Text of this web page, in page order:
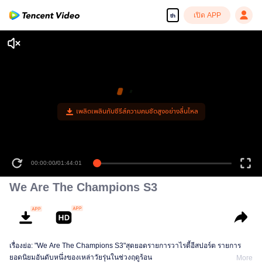
th เปิด APP
เพลิดเพลินกับซีรีส์ความคมชัดสูงอย่างลื่นไหล
00:00:00/01:44:01
We Are The Champions S3
เรื่องย่อ: "We Are The Champions S3"สุดยอดรายการวาไรตี้อีสปอร์ต รายการ
ยอดนิยมอันดับหนึ่งของเหล่าวัยรุ่นในช่วงฤดูร้อน
More